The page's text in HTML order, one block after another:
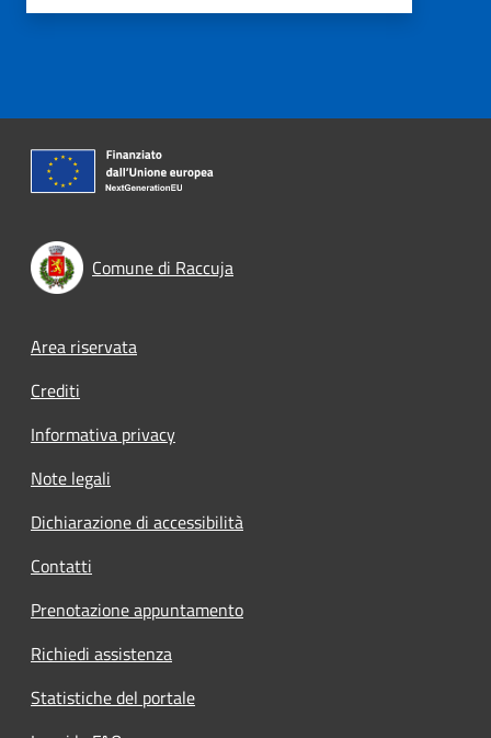
Comune di Raccuja
Footer menu
Area riservata
Crediti
Informativa privacy
Note legali
Dichiarazione di accessibilità
Contatti
Prenotazione appuntamento
Richiedi assistenza
Statistiche del portale